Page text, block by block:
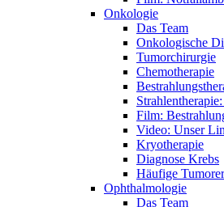
Onkologie
Das Team
Onkologische
Tumorchirurgie
Chemotherapie
Film:
Video: Unser
Kryotherapie
Diagnose Krebs
Häufige
Ophthalmologie
Das Team